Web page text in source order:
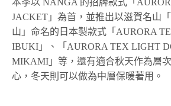
JACKET」為首，並推出以滋賀名山
山」命名的日本製款式「AURORA
IBUKI」、「AURORA TEX LIGHT
MIKAMI」等，還有適合秋天作為層
心，冬天則可以做為中層保暖著用。